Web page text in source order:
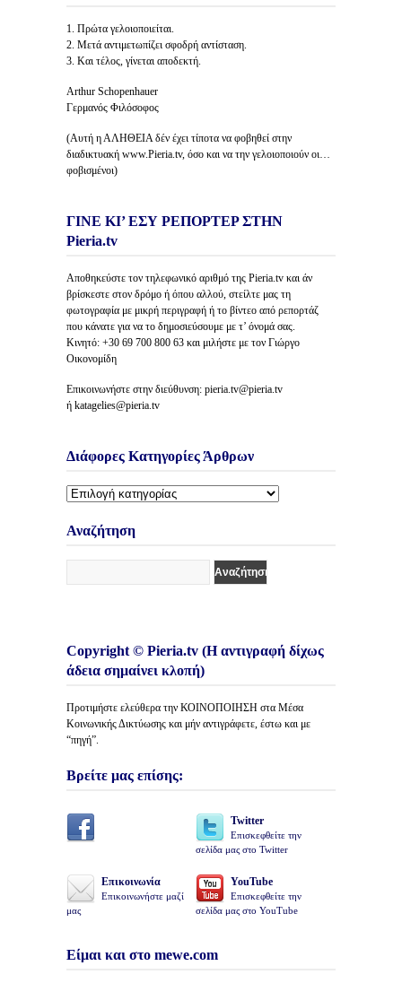
1. Πρώτα γελοιοποιείται.
2. Μετά αντιμετωπίζει σφοδρή αντίσταση.
3. Και τέλος, γίνεται αποδεκτή.
Arthur Schopenhauer
Γερμανός Φιλόσοφος
(Αυτή η ΑΛΗΘΕΙΑ δέν έχει τίποτα να φοβηθεί στην
διαδικτυακή www.Pieria.tv, όσο και να την γελοιοποιούν οι…
φοβισμένοι)
ΓΙΝΕ ΚΙ’ ΕΣΥ ΡΕΠΟΡΤΕΡ ΣΤΗΝ
Pieria.tv
Αποθηκεύστε τον τηλεφωνικό αριθμό της Pieria.tv και άν
βρίσκεστε στον δρόμο ή όπου αλλού, στείλτε μας τη
φωτογραφία με μικρή περιγραφή ή το βίντεο από ρεπορτάζ
που κάνατε για να το δημοσιεύσουμε με τ’ όνομά σας.
Κινητό: +30 69 700 800 63 και μιλήστε με τον Γιώργο
Οικονομίδη
Επικοινωνήστε στην διεύθυνση: pieria.tv@pieria.tv
ή katagelies@pieria.tv
Διάφορες Κατηγορίες Άρθρων
Διάφορες
Άρθρων
Αναζήτηση
Copyright © Pieria.tv (Η αντιγραφή δίχως
άδεια σημαίνει κλοπή)
Προτιμήστε ελεύθερα την ΚΟΙΝΟΠΟΙΗΣΗ στα Μέσα
Κοινωνικής Δικτύωσης και μήν αντιγράφετε, έστω και με
“πηγή”.
Βρείτε μας επίσης:
Twitter
Επισκεφθείτε την
σελίδα μας στο Twitter
Επικοινωνία
Επικοινωνήστε μαζί
μας
YouTube
Επισκεφθείτε την
σελίδα μας στο YouTube
Είμαι και στο mewe.com